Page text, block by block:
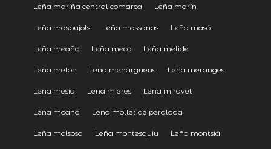
Leña mariña central comarca Leña marín
Leña maspujols Leña massanas Leña masó
Leña meaño Leña meco Leña melide
Leña melón Leña menàrguens Leña meranges
Leña mesía Leña mieres Leña miravet
Leña moaña Leña mollet de peralada
Leña molsosa Leña montesquiu Leña montsiá